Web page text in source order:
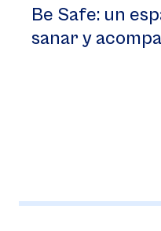
Be Safe: un
sanar y